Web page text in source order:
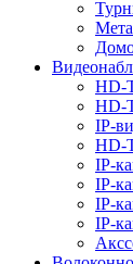
HD-
HD-
IP-
HD-
IP-
IP-
IP-
IP-